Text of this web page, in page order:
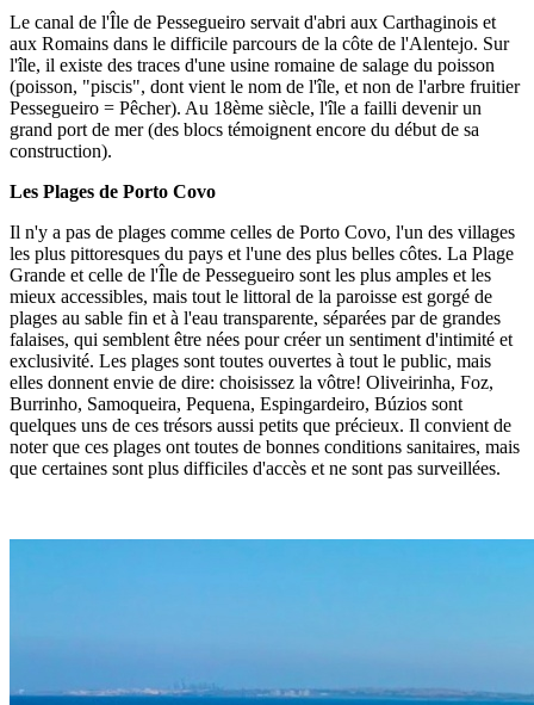
Le canal de l'Île de Pessegueiro servait d'abri aux Carthaginois et
aux Romains dans le difficile parcours de la côte de l'Alentejo. Sur
l'île, il existe des traces d'une usine romaine de salage du poisson
(poisson, "piscis", dont vient le nom de l'île, et non de l'arbre fruitier
Pessegueiro = Pêcher). Au 18ème siècle, l'île a failli devenir un
grand port de mer (des blocs témoignent encore du début de sa
construction).
Les Plages de Porto Covo
Il n'y a pas de plages comme celles de Porto Covo, l'un des villages
les plus pittoresques du pays et l'une des plus belles côtes. La Plage
Grande et celle de l'Île de Pessegueiro sont les plus amples et les
mieux accessibles, mais tout le littoral de la paroisse est gorgé de
plages au sable fin et à l'eau transparente, séparées par de grandes
falaises, qui semblent être nées pour créer un sentiment d'intimité et
exclusivité. Les plages sont toutes ouvertes à tout le public, mais
elles donnent envie de dire: choisissez la vôtre! Oliveirinha, Foz,
Burrinho, Samoqueira, Pequena, Espingardeiro, Búzios sont
quelques uns de ces trésors aussi petits que précieux. Il convient de
noter que ces plages ont toutes de bonnes conditions sanitaires, mais
que certaines sont plus difficiles d'accès et ne sont pas surveillées.